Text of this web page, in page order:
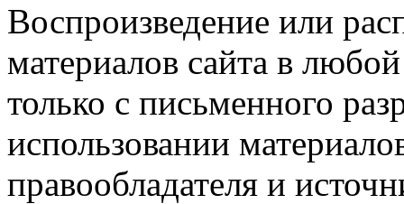
Воспроизведение или
материалов сайта в
только с письменного
использовании
правообладателя и